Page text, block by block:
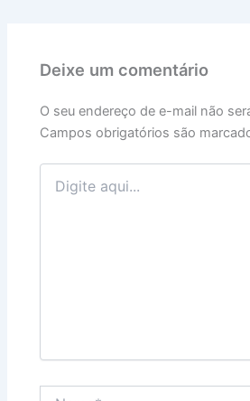
Deixe um comentário
O seu endereço de e-mail não
Campos obrigatórios são
Digite
aqui...